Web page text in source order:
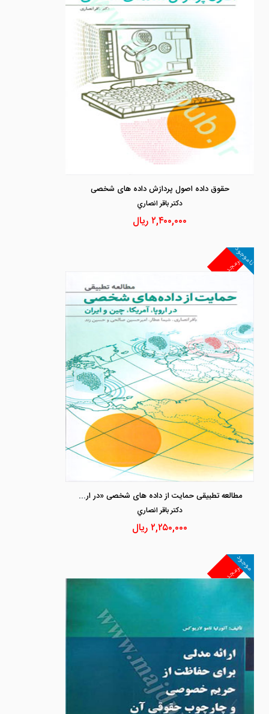
حقوق داده اصول پردازش داده های شخصی
دكتر باقر انصاري
۲,۴۰۰,۰۰۰ریال
غیرمجد
ناموجود
مطالعه تطبیقی حمایت از داده های شخصی «در اروپا،آمریکا،چین و ایران »
دكتر باقر انصاري
۲,۲۵۰,۰۰۰ریال
غیرمجد
موجود